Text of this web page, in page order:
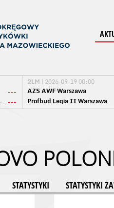
---
Maz. ---
2LM | 2026-09-19 00:00
AZS AWF Warszawa
Profbud Legia II Warszawa
STATYSTYKI STATYSTYKI